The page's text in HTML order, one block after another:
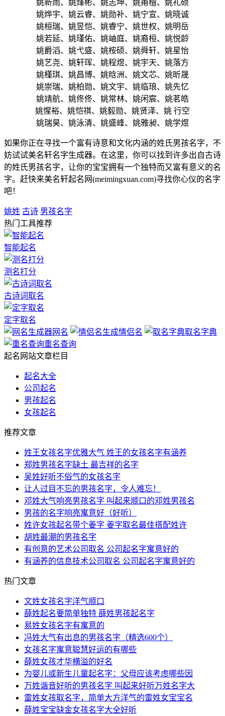
姚新雨、姚烽彬、姚志坤、姚甫檀、姚礼硕
姚烨宇、姚云睿、姚勋补、姚宁宣、姚晓诚
姚桓瑞、姚昱恺、姚睿宁、姚世权、姚明岳
姚若延、姚瑾佑、姚岫庭、姚裔桓、姚悦龄
姚爵滔、姚弋盛、姚桉硕、姚舜轩、姚星怡
姚艺尧、姚轩珲、姚程煜、姚宇天、姚落方
姚槿琪、姚昌博、姚晗洲、姚文芯、姚昕晟
姚崇瑞、姚柏勋、姚文宇、姚临琅、姚先忆
姚靖航、姚佟佟、姚常林、姚闲宸、姚茗皓
姚惺裕、姚恺祺、姚毅勋、姚贤泽、姚 行空
姚瑞昊、姚泳清、姚盛峰、姚雅昶、姚学煜
如果你正在寻找一个富有诗意和文化内涵的姓氏男孩名字，不
妨试试美名轩名字生成器。在这里，你可以找到许多出自古诗
的姓氏男孩名字，让你的宝宝拥有一个独特而又富有意义的名
字。赶快来美名轩起名网(meimingxuan.com)寻找你心仪的名字
吧！
姚姓 古诗 男孩名字
热门工具推荐
智能起名
测名打分
古诗词取名
定字取名
网名
情侣名
取名字典
重名查询
起名网站文章栏目
起名大全
公司起名
男孩起名
女孩起名
推荐文章
姓王女孩名字优雅大气 姓王的女孩名字有涵养
郑姓男孩名字缺土 最吉祥的名字
吴姓好听不俗气的女孩名字
让人过目不忘的男孩名字，令人难忘！
邓姓大气响亮男孩名字 叫起来顺口的邓姓男孩名
男孩的名字响亮寓意好（好听）
姓许女孩起名带个姜字 姜字取名最佳搭配姓许
胡姓最潮的男孩名字
有创意的艺术公司取名 公司起名字寓意好的
有涵养的信息技术公司取名 公司起名字寓意好的
热门文章
文姓女孩名字洋气顺口
薛姓起名要简单独特 薛姓男孩起名字
易姓女孩名字有寓意的
冯姓大气有出息的男孩名字（精选600个）
女孩名字寓意聪慧好运的有哪些
薛姓女孩才华横溢的好名
为婴儿或新生儿童起名字：父母应该考虑哪些因
万姓谐音好听的男孩名字 叫起来好听万姓名字大
雷姓女孩取名字，简单大方洋气的雷姓女宝宝名
薛姓宝宝缺金女孩名字大全好听